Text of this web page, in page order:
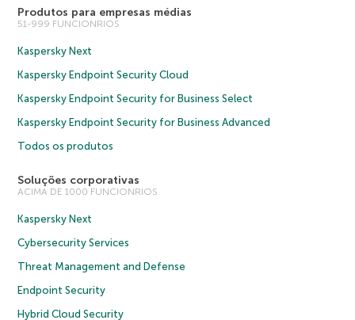
Produtos para empresas médias
51-999 FUNCIONRIOS
Kaspersky Next
Kaspersky Endpoint Security Cloud
Kaspersky Endpoint Security for Business Select
Kaspersky Endpoint Security for Business Advanced
Todos os produtos
Soluções corporativas
ACIMA DE 1000 FUNCIONRIOS
Kaspersky Next
Cybersecurity Services
Threat Management and Defense
Endpoint Security
Hybrid Cloud Security